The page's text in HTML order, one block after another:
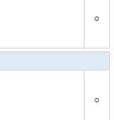
○
○